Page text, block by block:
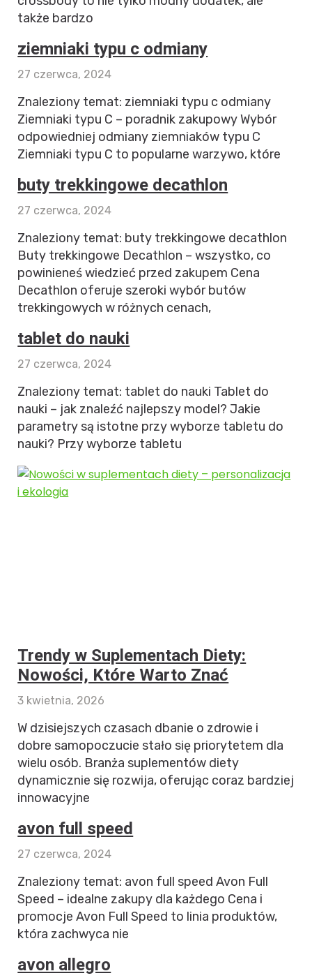
także bardzo
ziemniaki typu c odmiany
27 czerwca, 2024
Znaleziony temat: ziemniaki typu c odmiany
Ziemniaki typu C – poradnik zakupowy Wybór
odpowiedniej odmiany ziemniaków typu C
Ziemniaki typu C to popularne warzywo, które
buty trekkingowe decathlon
27 czerwca, 2024
Znaleziony temat: buty trekkingowe decathlon
Buty trekkingowe Decathlon – wszystko, co
powinieneś wiedzieć przed zakupem Cena
Decathlon oferuje szeroki wybór butów
trekkingowych w różnych cenach,
tablet do nauki
27 czerwca, 2024
Znaleziony temat: tablet do nauki Tablet do
nauki – jak znaleźć najlepszy model? Jakie
parametry są istotne przy wyborze tabletu do
nauki? Przy wyborze tabletu
Trendy w Suplementach Diety:
Nowości, Które Warto Znać
3 kwietnia, 2026
W dzisiejszych czasach dbanie o zdrowie i
dobre samopoczucie stało się priorytetem dla
wielu osób. Branża suplementów diety
dynamicznie się rozwija, oferując coraz bardziej
innowacyjne
avon full speed
27 czerwca, 2024
Znaleziony temat: avon full speed Avon Full
Speed – idealne zakupy dla każdego Cena i
promocje Avon Full Speed to linia produktów,
która zachwyca nie
avon allegro